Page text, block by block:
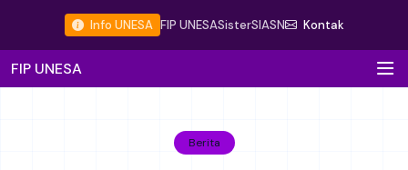
Info UNESA FIP UNESASisterSIASN Kontak
FIP UNESA
Berita